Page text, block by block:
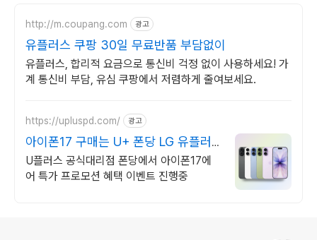
http://m.coupang.com 광고
유플러스 쿠팡 30일 무료반품 부담없이
유플러스, 합리적 요금으로 통신비 걱정 없이 사용하세요! 가
계 통신비 부담, 유심 쿠팡에서 저렴하게 줄여보세요.
https://upluspd.com/ 광고
아이폰17 구매는 U+ 폰당 LG 유플러
스 공식인증대리점
U플러스 공식대리점 폰당에서 아이폰17에
어 특가 프로모션 혜택 이벤트 진행중